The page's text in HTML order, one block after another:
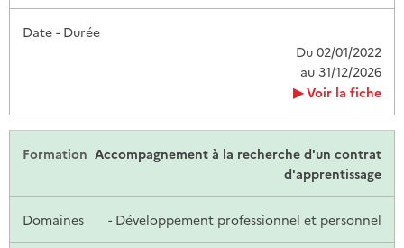
Du 02/01/2022
au 31/12/2026
Voir la fiche
Accompagnement à la recherche d'un contrat
d'apprentissage
- Développement professionnel et personnel